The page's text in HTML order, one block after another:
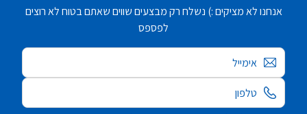
אנחנו לא מציקים :) נשלח רק מבצעים שווים שאתם בטוח לא רוצים
לפספס
אימייל